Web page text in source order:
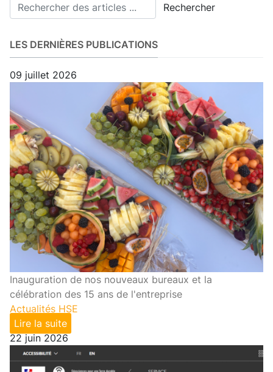
Rechercher
LES DERNIÈRES PUBLICATIONS
09 juillet 2026
Inauguration de nos nouveaux bureaux et la
célébration des 15 ans de l'entreprise
Actualités HSE
Lire la suite
22 juin 2026